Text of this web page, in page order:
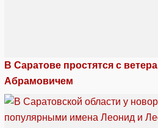
В Саратове простятся с
Абрамовичем